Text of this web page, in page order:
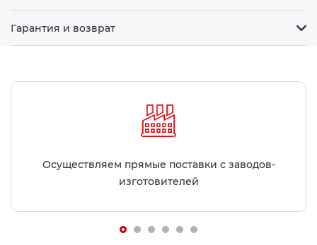
Гарантия и возврат
Осуществляем прямые поставки с заводов-
изготовителей